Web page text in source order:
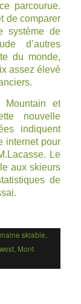
parcourue.
de comparer
système de
d’autres
du monde,
assez élevé
Mountain et
nouvelle
indiquent
internet pour
Le
aux skieurs
de
skiable,
, Mont